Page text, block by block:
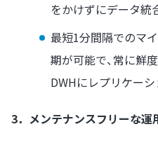
をかけずにデータ統
最短1分間隔でのマ
期が可能で、常に鮮
DWHにレプリケー
3．メンテナンスフリーな運